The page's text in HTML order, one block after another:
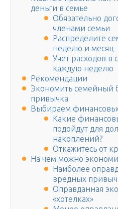
деньги в семье
Обязательно
членами семьи
Распределите
неделю и месяц
Учет расходов в
каждую неделю
Рекомендации
Экономить семейный
привычка
Выбираем
Какие
подойдут для
накоплений?
Откажитесь от
На чем можно
Наиболее
вредных
Оправданная
«хотелках»